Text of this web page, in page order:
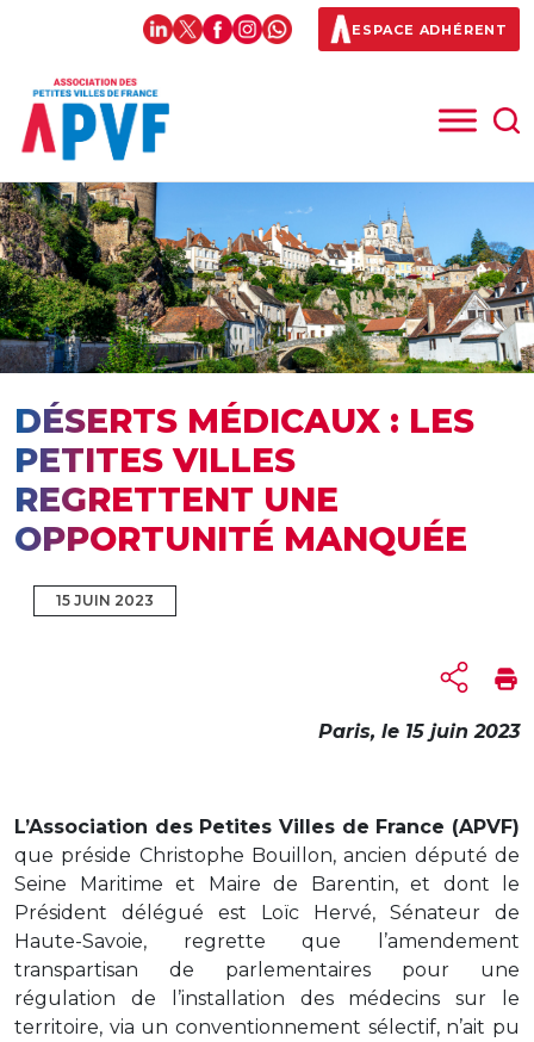
ESPACE ADHÉRENT
DÉSERTS MÉDICAUX : LES
PETITES VILLES
REGRETTENT UNE
OPPORTUNITÉ MANQUÉE
15 JUIN 2023
Paris, le 15 juin 2023
L’Association des Petites Villes de France (APVF)
que préside Christophe Bouillon, ancien député de
Seine Maritime et Maire de Barentin, et dont le
Président délégué est Loïc Hervé, Sénateur de
Haute-Savoie, regrette que l’amendement
transpartisan de parlementaires pour une
régulation de l’installation des médecins sur le
territoire, via un conventionnement sélectif, n’ait pu